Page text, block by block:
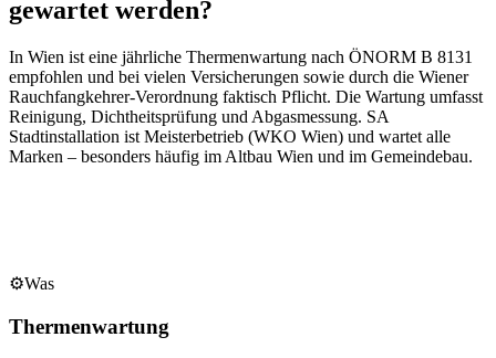
gewartet werden?
In Wien ist eine jährliche Thermenwartung nach ÖNORM B 8131
empfohlen und bei vielen Versicherungen sowie durch die Wiener
Rauchfangkehrer-Verordnung faktisch Pflicht. Die Wartung umfasst
Reinigung, Dichtheitsprüfung und Abgasmessung. SA
Stadtinstallation ist Meisterbetrieb (WKO Wien) und wartet alle
Marken – besonders häufig im Altbau Wien und im Gemeindebau.
⚙️Was
Thermenwartung